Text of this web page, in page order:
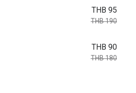
THB 95
THB 190
THB 90
THB 180